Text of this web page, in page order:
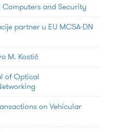
and Security
partner u EU MCSA-DN
M. Kostić
of Optical
on Vehicular